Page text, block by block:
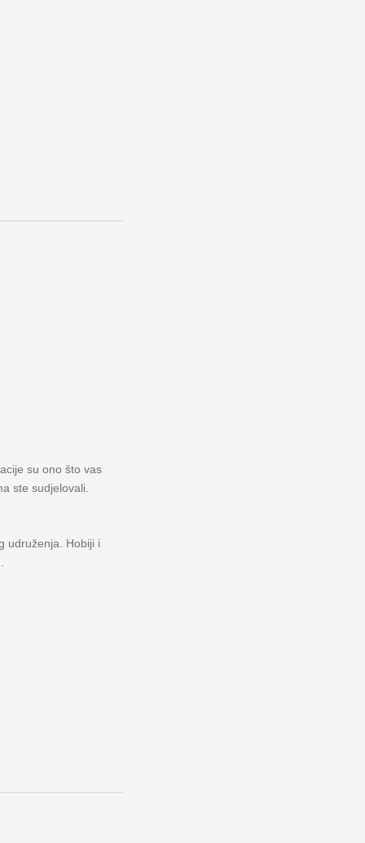
su ono što vas
ste sudjelovali.
udruženja. Hobiji i